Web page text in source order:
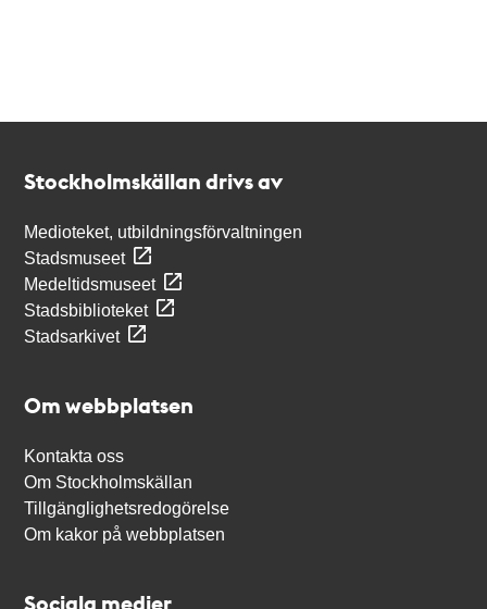
Stockholmskällan drivs av
Medioteket, utbildningsförvaltningen
Stadsmuseet
Medeltidsmuseet
Stadsbiblioteket
Stadsarkivet
Om webbplatsen
Kontakta oss
Om Stockholmskällan
Tillgänglighetsredogörelse
Om kakor på webbplatsen
Sociala medier